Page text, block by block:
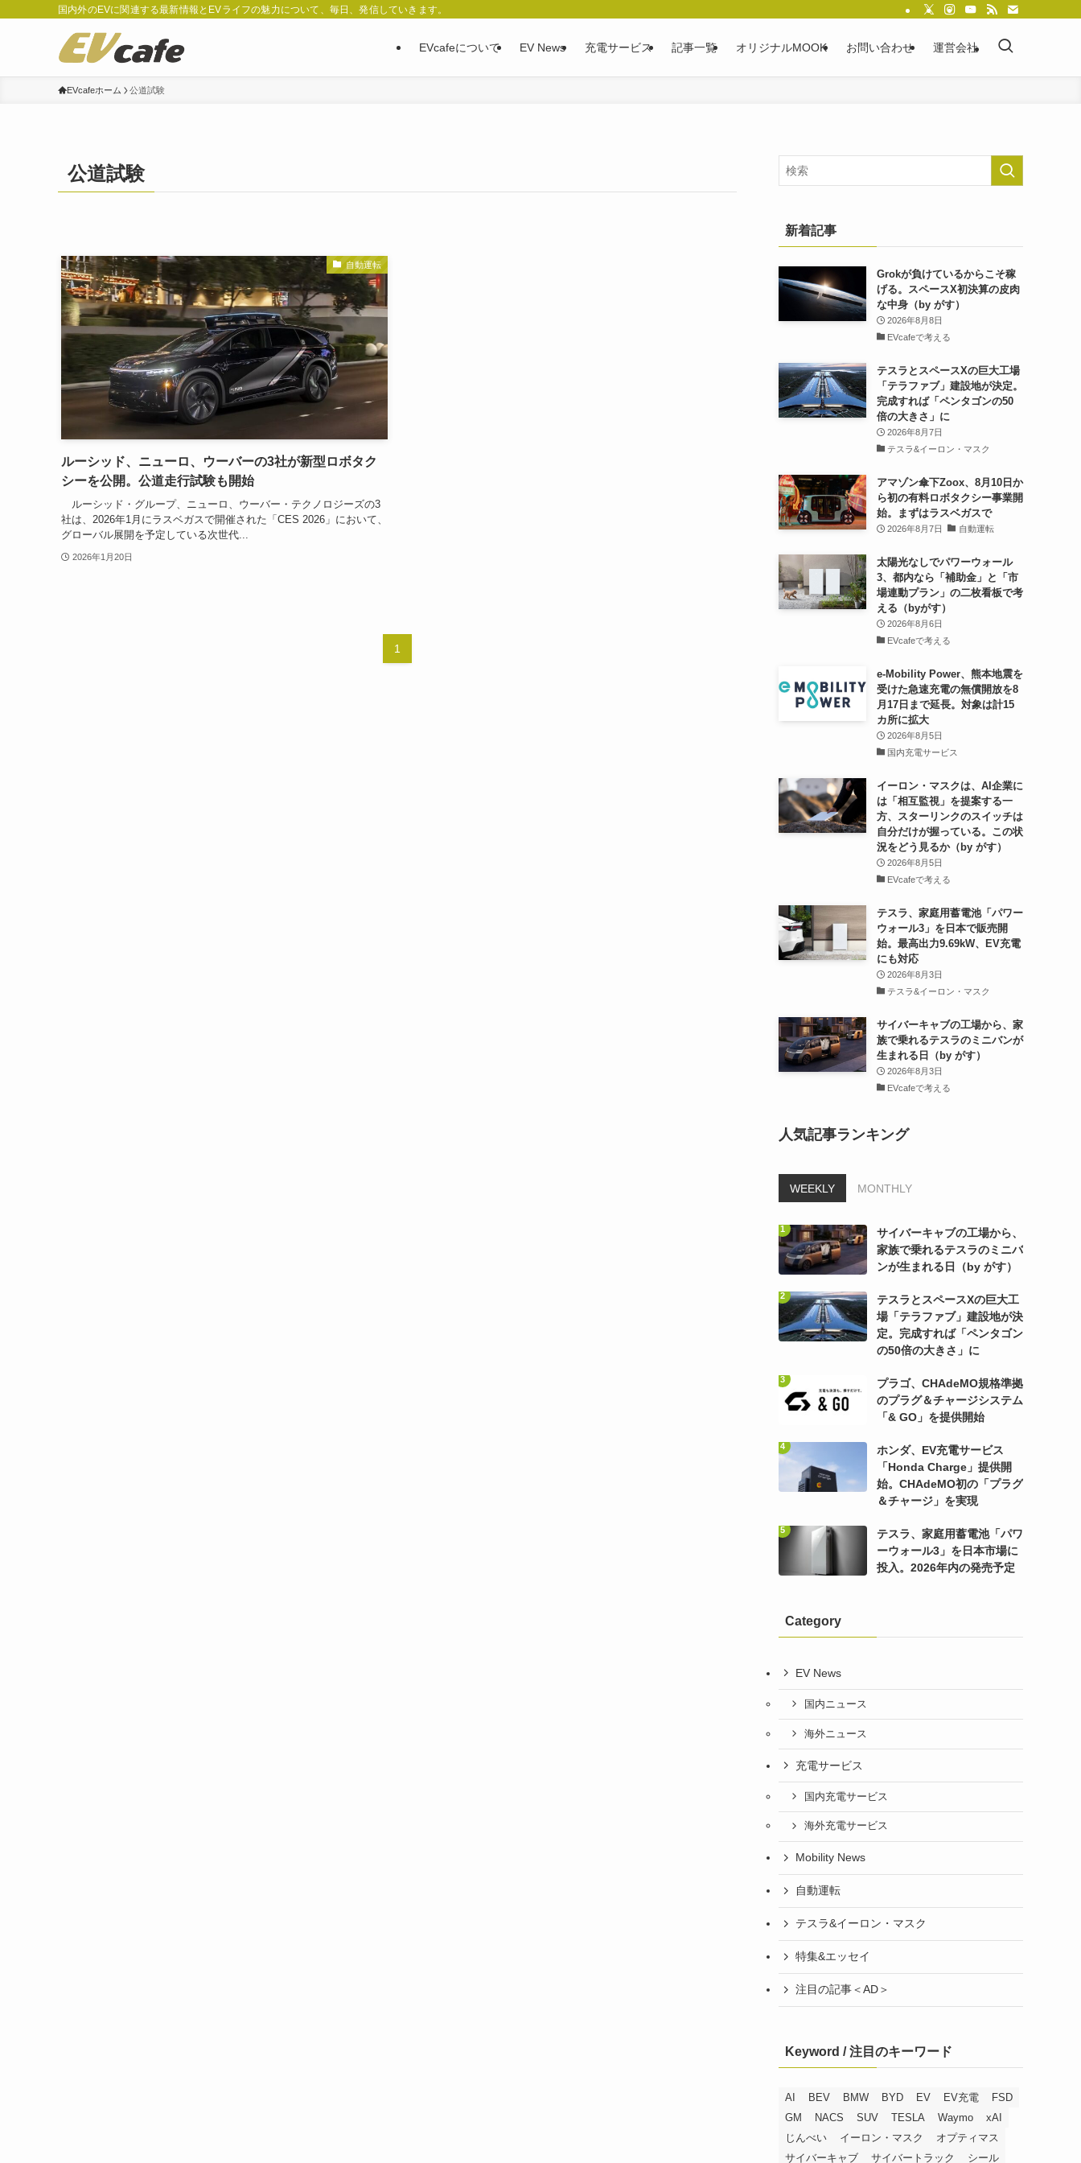
国内外のEVに関連する最新情報とEVライフの魅力について、毎日、発信していきます。
EVcafeについて EV News 充電サービス 記事一覧 オリジナルMOOK お問い合わせ 運営会社
EVcafeホーム 公道試験
公道試験
自動運転
ルーシッド、ニューロ、ウーバーの3社が新型ロボタク
シーを公開。公道走行試験も開始
ルーシッド・グループ、ニューロ、ウーバー・テクノロジーズの3
社は、2026年1月にラスベガスで開催された「CES 2026」において、
グローバル展開を予定している次世代...
2026年1月20日
1
新着記事
Grokが負けているからこそ稼
げる。スペースX初決算の皮肉
な中身（by がす）
2026年8月8日
EVcafeで考える
テスラとスペースXの巨大工場
「テラファブ」建設地が決定。
完成すれば「ペンタゴンの50
倍の大きさ」に
2026年8月7日
テスラ&イーロン・マスク
アマゾン傘下Zoox、8月10日か
ら初の有料ロボタクシー事業開
始。まずはラスベガスで
2026年8月7日 自動運転
太陽光なしでパワーウォール
3、都内なら「補助金」と「市
場連動プラン」の二枚看板で考
える（byがす）
2026年8月6日
EVcafeで考える
e-Mobility Power、熊本地震を
受けた急速充電の無償開放を8
月17日まで延長。対象は計15
カ所に拡大
2026年8月5日
国内充電サービス
イーロン・マスクは、AI企業に
は「相互監視」を提案する一
方、スターリンクのスイッチは
自分だけが握っている。この状
況をどう見るか（by がす）
2026年8月5日
EVcafeで考える
テスラ、家庭用蓄電池「パワー
ウォール3」を日本で販売開
始。最高出力9.69kW、EV充電
にも対応
2026年8月3日
テスラ&イーロン・マスク
サイバーキャブの工場から、家
族で乗れるテスラのミニバンが
生まれる日（by がす）
2026年8月3日
EVcafeで考える
人気記事ランキング
WEEKLY MONTHLY
サイバーキャブの工場から、
家族で乗れるテスラのミニバ
ンが生まれる日（by がす）
テスラとスペースXの巨大工
場「テラファブ」建設地が決
定。完成すれば「ペンタゴン
の50倍の大きさ」に
プラゴ、CHAdeMO規格準拠
のプラグ＆チャージシステム
「& GO」を提供開始
ホンダ、EV充電サービス
「Honda Charge」提供開
始。CHAdeMO初の「プラグ
＆チャージ」を実現
テスラ、家庭用蓄電池「パワ
ーウォール3」を日本市場に
投入。2026年内の発売予定
Category
EV News
国内ニュース
海外ニュース
充電サービス
国内充電サービス
海外充電サービス
Mobility News
自動運転
テスラ&イーロン・マスク
特集&エッセイ
注目の記事＜AD＞
Keyword / 注目のキーワード
AI BEV BMW BYD EV EV充電
FSD
GM
NACS SUV TESLA Waymo
xAI
じんべい
イーロン・マスク
オプティマス
サイバーキャブ
サイバートラック シール